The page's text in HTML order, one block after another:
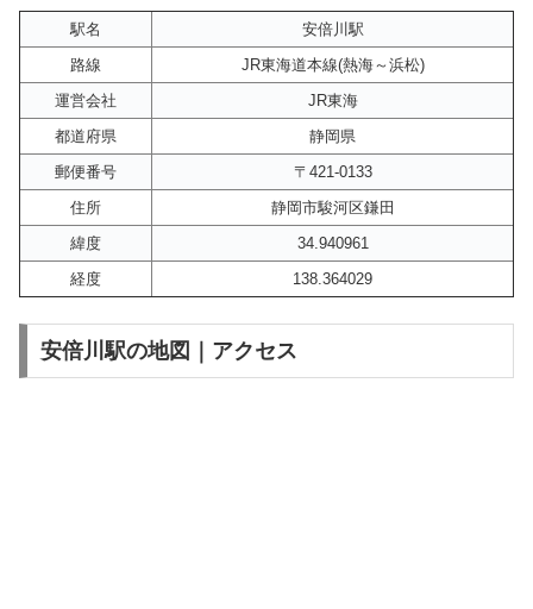
駅名
安倍川駅
路線
JR東海道本線(熱海～浜松)
運営会社
JR東海
都道府県
静岡県
郵便番号
〒421-0133
住所
静岡市駿河区鎌田
緯度
34.940961
経度
138.364029
安倍川駅の地図｜アクセス